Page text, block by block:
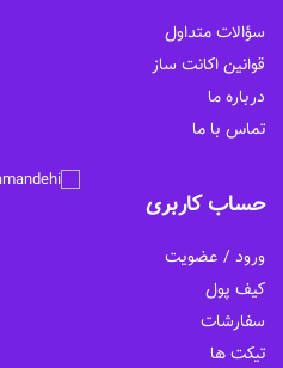
سؤالات متداول
قوانین اکانت ساز
درباره ما
تماس با ما
حساب کاربری
ورود / عضویت
کیف پول
سفارشات
تیکت ها